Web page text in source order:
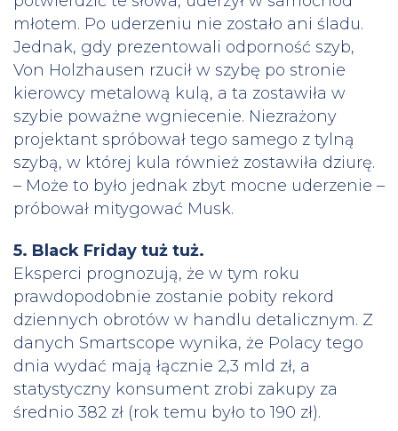
młotem. Po uderzeniu nie zostało ani śladu.
Jednak, gdy prezentowali odporność szyb,
Von Holzhausen rzucił w szybę po stronie
kierowcy metalową kulą, a ta zostawiła w
szybie poważne wgniecenie. Niezrażony
projektant spróbował tego samego z tylną
szybą, w której kula również zostawiła dziurę.
– Może to było jednak zbyt mocne uderzenie –
próbował mitygować Musk.
5. Black Friday tuż tuż.
Eksperci prognozują, że w tym roku
prawdopodobnie zostanie pobity rekord
dziennych obrotów w handlu detalicznym. Z
danych Smartscope wynika, że Polacy tego
dnia wydać mają łącznie 2,3 mld zł, a
statystyczny konsument zrobi zakupy za
średnio 382 zł (rok temu było to 190 zł).